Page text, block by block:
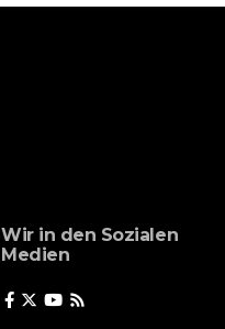
Wir in den Sozialen
Medien